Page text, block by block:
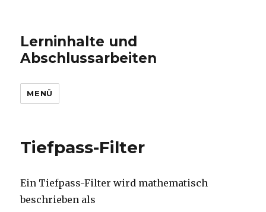
Lerninhalte und
Abschlussarbeiten
MENÜ
Tiefpass-Filter
Ein Tiefpass-Filter wird mathematisch
beschrieben als